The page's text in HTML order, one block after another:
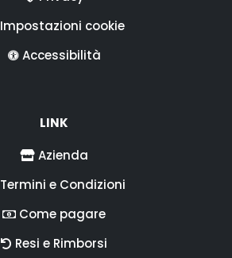
Impostazioni cookie
Accessibilità
LINK
Azienda
Termini e Condizioni
Come pagare
Resi e Rimborsi